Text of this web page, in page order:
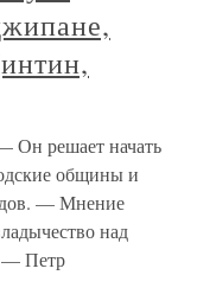
Он решает начать
общины и
— Мнение
над
— Петр